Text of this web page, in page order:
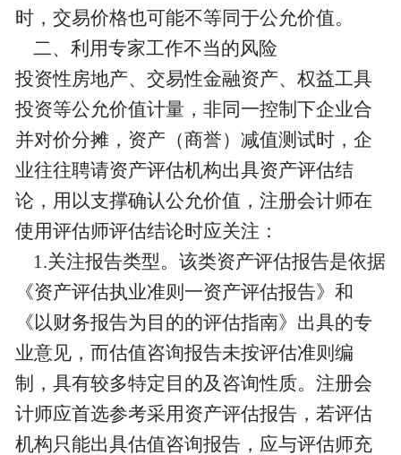
时，交易价格也可能不等同于公允价值。
二、利用专家工作不当的风险
投资性房地产、交易性金融资产、权益工具
投资等公允价值计量，非同一控制下企业合
并对价分摊，资产（商誉）减值测试时，企
业往往聘请资产评估机构出具资产评估结
论，用以支撑确认公允价值，注册会计师在
使用评估师评估结论时应关注：
1.关注报告类型。该类资产评估报告是依据
《资产评估执业准则一资产评估报告》和
《以财务报告为目的的评估指南》出具的专
业意见，而估值咨询报告未按评估准则编
制，具有较多特定目的及咨询性质。注册会
计师应首选参考采用资产评估报告，若评估
机构只能出具估值咨询报告，应与评估师充